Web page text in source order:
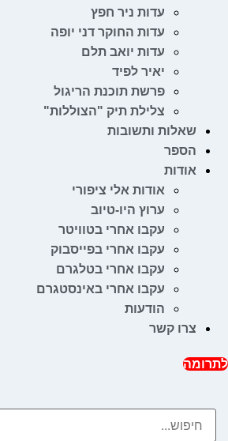
עדות ניר חפץ
עדות החוקר דני יופה
עדות יואב תלם
יאיר לפיד
פרשת תוכנת הריגול
צלילת תיק "הצוללות"
שאלות ותשובות
הספר
אודות
אודות אלי ציפורי
ערוץ היו-טיוב
עקבו אחרי בטוויטר
עקבו אחרי בפייסבוק
עקבו אחרי בטלגרם
עקבו אחרי באינסטגרם
הודעות
צרו קשר
לתרומה